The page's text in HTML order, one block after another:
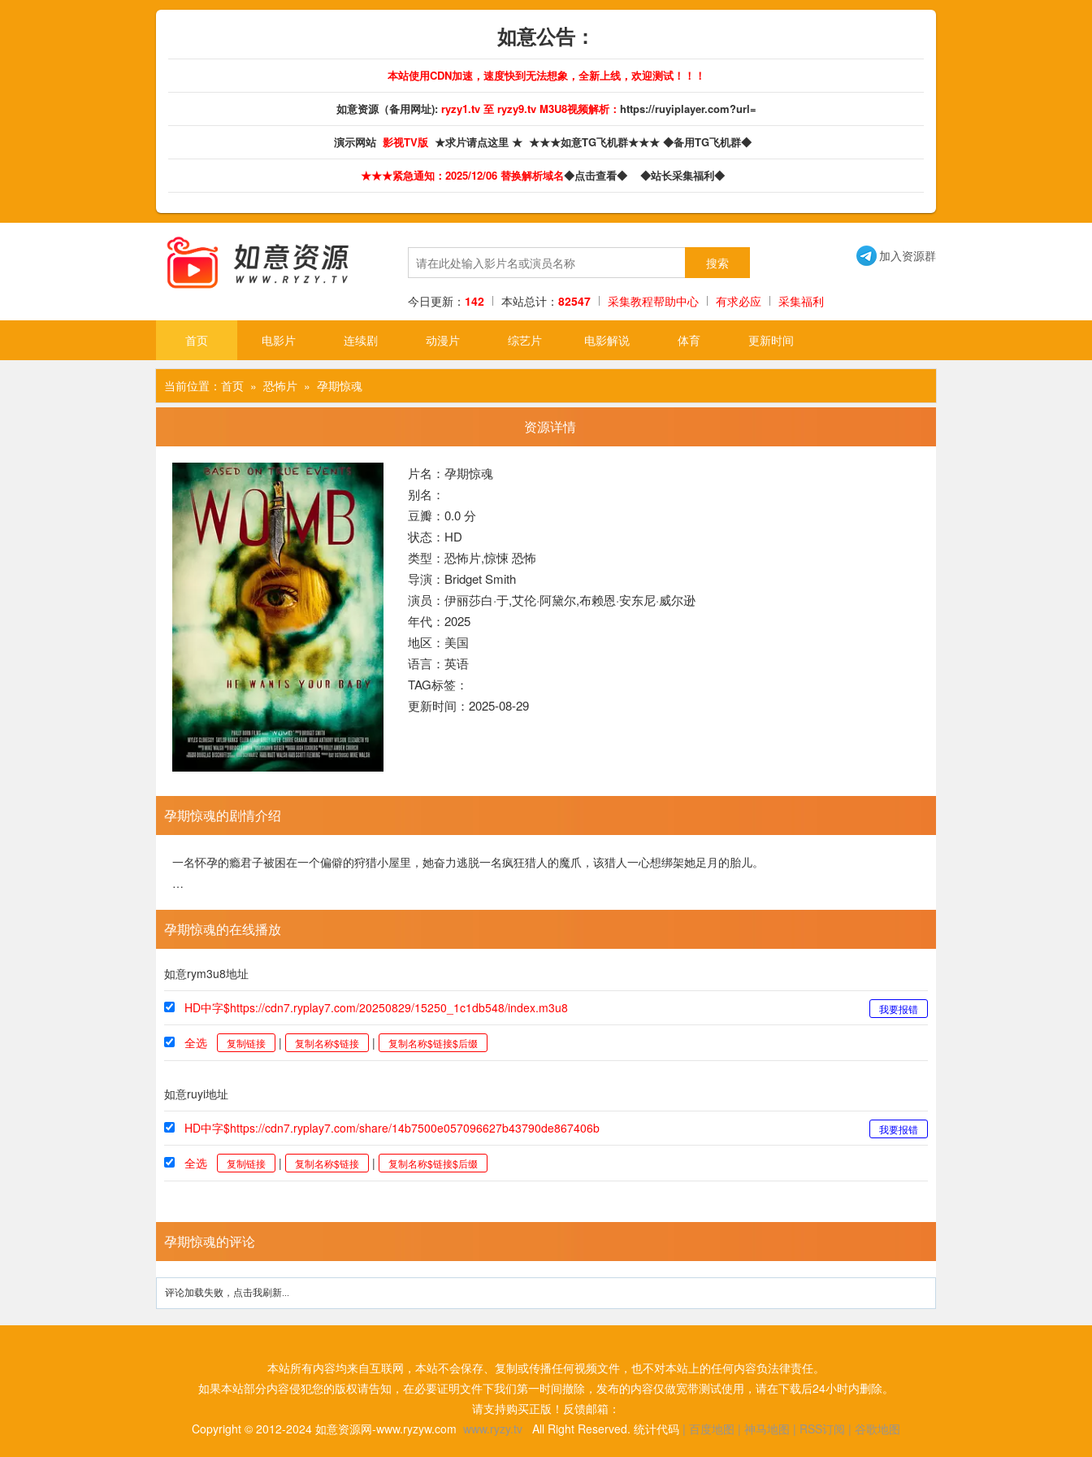
如意公告：
本站使用CDN加速，速度快到无法想象，全新上线，欢迎测试！！！
如意资源（备用网址):ryzy1.tv 至 ryzy9.tv M3U8视频解析： https://ruyiplayer.com?url=
演示网站 影视TV版 ★求片请点这里 ★ ★★★如意TG飞机群★★★ ◆备用TG飞机群◆
★★★紧急通知：2025/12/06 替换解析域名◆点击查看◆ ◆站长采集福利◆
今日更新： 142 本站总计： 82547 采集教程帮助中心 有求必应 采集福利
加入资源群
首页 电影片 连续剧 动漫片 综艺片 电影解说 体育 更新时间
当前位置： 首页 » 恐怖片 » 孕期惊魂
资源详情
片名：孕期惊魂
别名：
豆瓣：0.0 分
状态：HD
类型：恐怖片,惊悚恐怖
导演：Bridget Smith
演员：伊丽莎白·于,艾伦·阿黛尔,布赖恩·安东尼·威尔逊
年代：2025
地区：美国
语言：英语
TAG标签：
更新时间：2025-08-29
孕期惊魂的剧情介绍
一名怀孕的瘾君子被困在一个偏僻的狩猎小屋里，她奋力逃脱一名疯狂猎人的魔爪，该猎人一心想绑架她足月的胎儿。
…
孕期惊魂的在线播放
如意rym3u8地址
HD中字$https://cdn7.ryplay7.com/20250829/15250_1c1db548/index.m3u8 我要报错
全选 复制链接 | 复制名称$链接 | 复制名称$链接$后缀
如意ruyi地址
HD中字$https://cdn7.ryplay7.com/share/14b7500e057096627b43790de867406b 我要报错
全选 复制链接 | 复制名称$链接 | 复制名称$链接$后缀
孕期惊魂的评论
评论加载失败，点击我刷新...
本站所有内容均来自互联网，本站不会保存、复制或传播任何视频文件，也不对本站上的任何内容负法律责任。
如果本站部分内容侵犯您的版权请告知，在必要证明文件下我们第一时间撤除，发布的内容仅做宽带测试使用，请在下载后24小时内删除。
请支持购买正版！反馈邮箱：
Copyright © 2012-2024 如意资源网-www.ryzyw.com www.ryzy.tv All Right Reserved. 统计代码 | 百度地图 | 神马地图 | RSS订阅 | 谷歌地图